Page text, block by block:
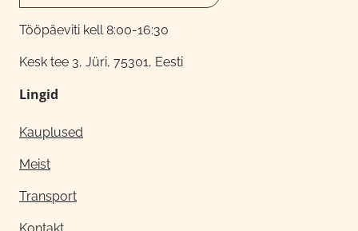
Tööpäeviti kell 8:00-16:30
Kesk tee 3, Jüri, 75301, Eesti
Lingid
Kauplused
Meist
Transport